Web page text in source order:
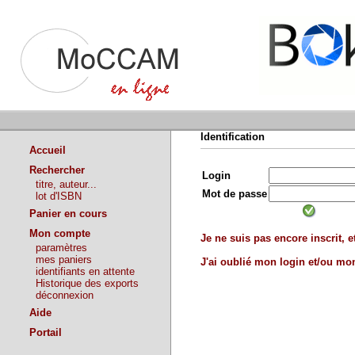
Accueil
Rechercher
titre, auteur...
lot d'ISBN
Panier en cours
Mon compte
paramètres
mes paniers
identifiants en attente
Historique des exports
déconnexion
Aide
Portail
Identification
Login
Mot de passe
Je ne suis pas encore inscrit,
J'ai oublié mon login et/ou